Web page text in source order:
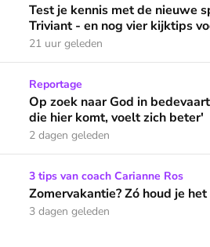
bij de stacaravan'
met het vingertje wijzen’
met de nieuwe spelshow
Test je kennis met de nieuwe
Triviant - en nog vier kijktips
21 uur geleden
naar God in bedevaartsoord
Reportage
Op zoek naar God in
die hier komt, voelt zich beter'
2 dagen geleden
Zó houd je het leuk voor de
3 tips van coach Carianne Ros
Zomervakantie? Zó houd je
3 dagen geleden